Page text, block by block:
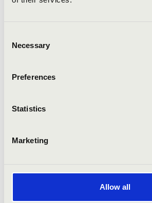
Selection
Necessary
Preferences
Statistics
Marketing
Allow all